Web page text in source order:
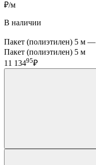
₽/м
В наличии
Пакет (полиэтилен) 5 м —
Пакет (полиэтилен) 5 м
11 13495₽